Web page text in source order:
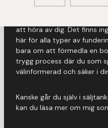
att höra av dig. Det finns
här för alla typer av
bara om att förmedla en
trygg process där du som
välinformerad och säker i
Kanske går du själv i
kan du läsa mer om mig